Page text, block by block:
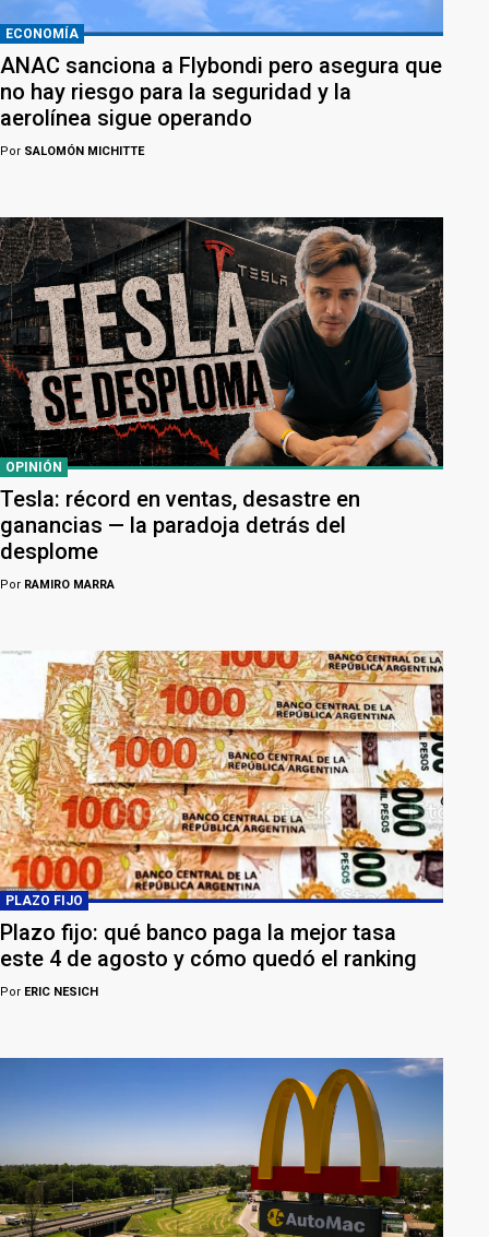
ECONOMÍA
ANAC sanciona a Flybondi pero asegura que
no hay riesgo para la seguridad y la
aerolínea sigue operando
Por SALOMÓN MICHITTE
OPINIÓN
Tesla: récord en ventas, desastre en
ganancias — la paradoja detrás del
desplome
Por RAMIRO MARRA
PLAZO FIJO
Plazo fijo: qué banco paga la mejor tasa
este 4 de agosto y cómo quedó el ranking
Por ERIC NESICH